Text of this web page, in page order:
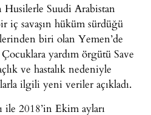
Husilerle Suudi Arabistan
iç savaşın hüküm sürdüğü
biri olan Yemen’de
yardım örgütü Save
ve hastalık nedeniyle
ilgili yeni veriler açıkladı.
2018’in Ekim ayları